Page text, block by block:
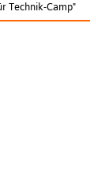
Technik-Camp"